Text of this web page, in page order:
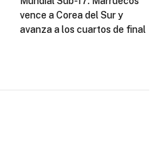
vence a Corea del Sur y
avanza a los cuartos de final